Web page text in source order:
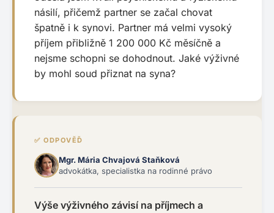
násilí, přičemž partner se začal chovat
špatně i k synovi. Partner má velmi vysoký
příjem přibližně 1 200 000 Kč měsíčně a
nejsme schopni se dohodnout. Jaké výživné
by mohl soud přiznat na syna?
✅ ODPOVĚĎ
Mgr. Mária Chvajová Staňková
advokátka, specialistka na rodinné právo
Výše výživného závisí na příjmech a